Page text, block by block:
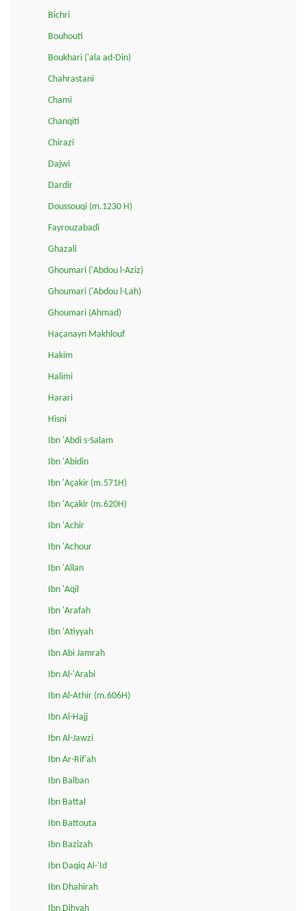
Bichri
Bouhouti
Boukhari ('ala ad-Din)
Chahrastani
Chami
Chanqiti
Chirazi
Dajwi
Dardir
Doussouqi (m.1230 H)
Fayrouzabadi
Ghazali
Ghoumari ('Abdou l-Aziz)
Ghoumari ('Abdou l-Lah)
Ghoumari (Ahmad)
Haçanayn Makhlouf
Hakim
Halimi
Harari
Hisni
Ibn 'Abdi s-Salam
Ibn 'Abidin
Ibn 'Açakir (m.571H)
Ibn 'Açakir (m.620H)
Ibn 'Achir
Ibn 'Achour
Ibn 'Allan
Ibn 'Aqil
Ibn 'Arafah
Ibn 'Atiyyah
Ibn Abi Jamrah
Ibn Al-'Arabi
Ibn Al-Athir (m.606H)
Ibn Al-Hajj
Ibn Al-Jawzi
Ibn Ar-Rif'ah
Ibn Balban
Ibn Battal
Ibn Battouta
Ibn Bazizah
Ibn Daqiq Al-'Id
Ibn Dhahirah
Ibn Dihyah